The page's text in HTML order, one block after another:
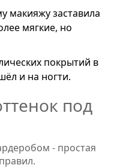
макияжузаставила
мягкие, но
покрытий в
и на ногти.
под
- простая